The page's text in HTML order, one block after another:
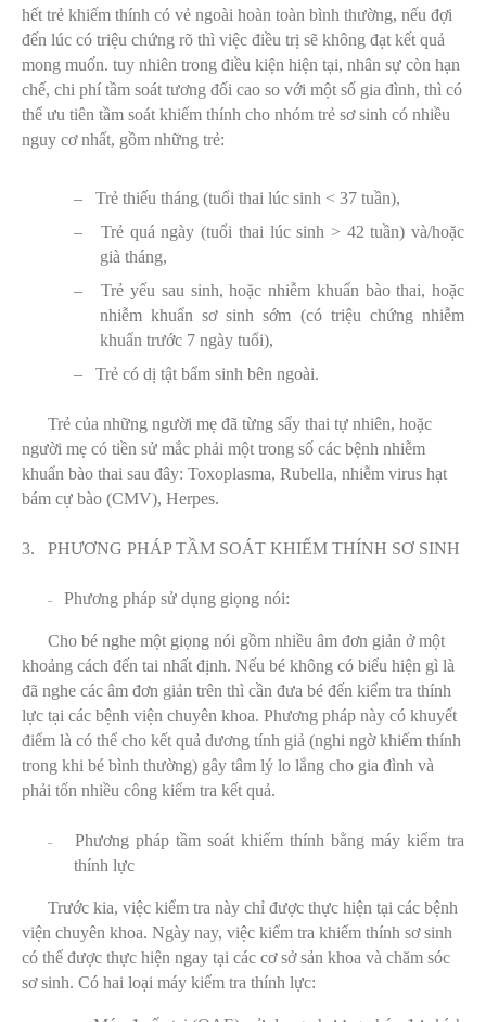
hết trẻ khiếm thính có vẻ ngoài hoàn toàn bình thường, nếu đợi
đến lúc có triệu chứng rõ thì việc điều trị sẽ không đạt kết quả
mong muốn. tuy nhiên trong điều kiện hiện tại, nhân sự còn hạn
chế, chi phí tầm soát tương đối cao so với một số gia đình, thì có
thể ưu tiên tầm soát khiếm thính cho nhóm trẻ sơ sinh có nhiều
nguy cơ nhất, gồm những trẻ:
– Trẻ thiếu tháng (tuổi thai lúc sinh < 37 tuần),
– Trẻ quá ngày (tuổi thai lúc sinh > 42 tuần) và/hoặc
già tháng,
– Trẻ yếu sau sinh, hoặc nhiễm khuẩn bào thai, hoặc
nhiễm khuẩn sơ sinh sớm (có triệu chứng nhiễm
khuẩn trước 7 ngày tuổi),
– Trẻ có dị tật bẩm sinh bên ngoài.
Trẻ của những người mẹ đã từng sẩy thai tự nhiên, hoặc
người mẹ có tiền sử mắc phải một trong số các bệnh nhiễm
khuẩn bào thai sau đây: Toxoplasma, Rubella, nhiễm virus hạt
bám cự bào (CMV), Herpes.
3. PHƯƠNG PHÁP TẦM SOÁT KHIẾM THÍNH SƠ SINH
– Phương pháp sử dụng giọng nói:
Cho bé nghe một giọng nói gồm nhiều âm đơn giản ở một
khoảng cách đến tai nhất định. Nếu bé không có biểu hiện gì là
đã nghe các âm đơn giản trên thì cần đưa bé đến kiểm tra thính
lực tại các bệnh viện chuyên khoa. Phương pháp này có khuyết
điểm là có thể cho kết quả dương tính giả (nghi ngờ khiếm thính
trong khi bé bình thường) gây tâm lý lo lắng cho gia đình và
phải tốn nhiều công kiểm tra kết quả.
– Phương pháp tầm soát khiếm thính bằng máy kiểm tra
thính lực
Trước kia, việc kiểm tra này chỉ được thực hiện tại các bệnh
viện chuyên khoa. Ngày nay, việc kiểm tra khiếm thính sơ sinh
có thể được thực hiện ngay tại các cơ sở sản khoa và chăm sóc
sơ sinh. Có hai loại máy kiểm tra thính lực: